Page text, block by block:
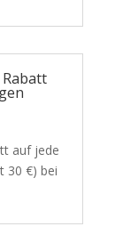
auf jede
30 €) bei